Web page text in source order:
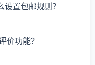
置包邮规则？
价功能？